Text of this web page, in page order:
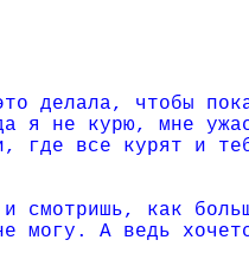
делала, чтобы
я не курю, мне
где все курят и
смотришь, как
могу. А ведь